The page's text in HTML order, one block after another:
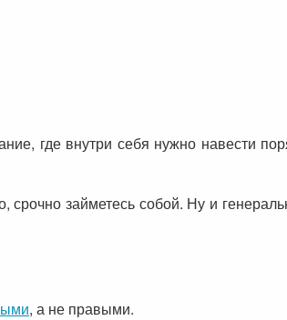
где внутри себя нужно навести
займетесь собой. Ну и
, а не правыми.